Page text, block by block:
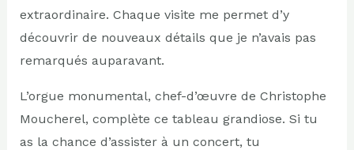
extraordinaire. Chaque visite me permet d’y
découvrir de nouveaux détails que je n’avais pas
remarqués auparavant.
L’orgue monumental, chef-d’œuvre de Christophe
Moucherel, complète ce tableau grandiose. Si tu
as la chance d’assister à un concert, tu